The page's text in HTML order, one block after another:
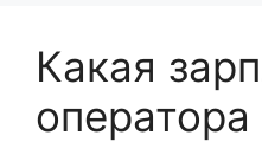
Какая